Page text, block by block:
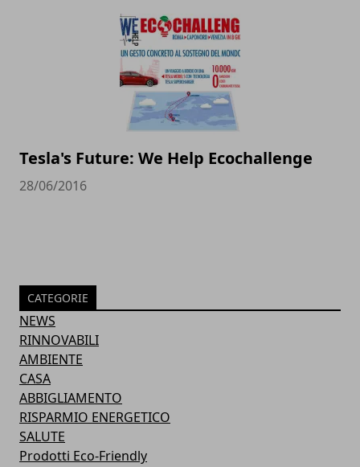
Tesla's Future: We Help Ecochallenge
28/06/2016
CATEGORIE
NEWS
RINNOVABILI
AMBIENTE
CASA
ABBIGLIAMENTO
RISPARMIO ENERGETICO
SALUTE
Prodotti Eco-Friendly